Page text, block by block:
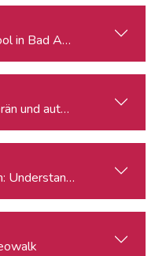
in Bad Aussee
und authentisch
Voters’